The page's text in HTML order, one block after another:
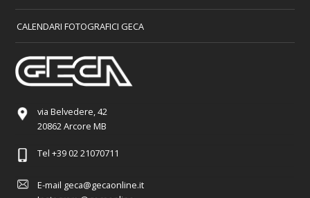
CALENDARI FOTOGRAFICI GECA
via Belvedere, 42
20862 Arcore MB
Tel +39 02 21070711
E-mail geca@gecaonline.it